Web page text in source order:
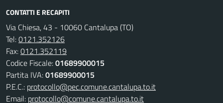
CONTATTI E RECAPITI
Via Chiesa, 43 - 10060 Cantalupa (TO)
Tel:0121.352126
Fax:0121.352119
Codice Fiscale:01689900015
Partita IVA:01689900015
P.E.C.: protocollo@pec.comune.cantalupa.to.it
Email: protocollo@comune.cantalupa.to.it